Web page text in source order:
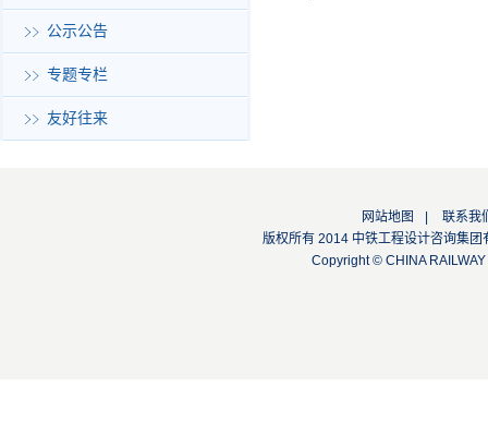
公示公告
专题专栏
友好往来
网站地图
联系我
版权所有 2014 中铁工程设计咨询
Copyright © CHINA